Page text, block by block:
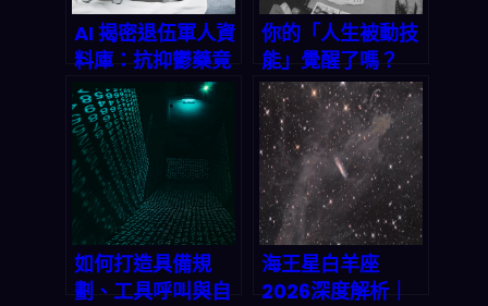
AI 揭密退伍軍人資
料庫：抗抑鬱藥竟
能對抗漸凍人症？
你的「人生被動技
能」覺醒了嗎？
2026 年用 RPG 視
角解讀你的命運天
賦
如何打造具備規
劃、工具呼叫與自
海王星白羊座
2026深度解析｜